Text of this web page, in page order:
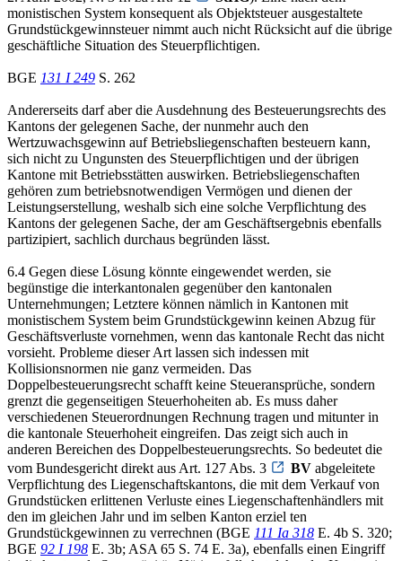
monistischen System konsequent als Objektsteuer ausgestaltete
Grundstückgewinnsteuer nimmt auch nicht Rücksicht auf die übrige
geschäftliche Situation des Steuerpflichtigen.
BGE 131 I 249 S. 262
Andererseits darf aber die Ausdehnung des Besteuerungsrechts des
Kantons der gelegenen Sache, der nunmehr auch den
Wertzuwachsgewinn auf Betriebsliegenschaften besteuern kann,
sich nicht zu Ungunsten des Steuerpflichtigen und der übrigen
Kantone mit Betriebsstätten auswirken. Betriebsliegenschaften
gehören zum betriebsnotwendigen Vermögen und dienen der
Leistungserstellung, weshalb sich eine solche Verpflichtung des
Kantons der gelegenen Sache, der am Geschäftsergebnis ebenfalls
partizipiert, sachlich durchaus begründen lässt.
6.4 Gegen diese Lösung könnte eingewendet werden, sie
begünstige die interkantonalen gegenüber den kantonalen
Unternehmungen; Letztere können nämlich in Kantonen mit
monistischem System beim Grundstückgewinn keinen Abzug für
Geschäftsverluste vornehmen, wenn das kantonale Recht das nicht
vorsieht. Probleme dieser Art lassen sich indessen mit
Kollisionsnormen nie ganz vermeiden. Das
Doppelbesteuerungsrecht schafft keine Steueransprüche, sondern
grenzt die gegenseitigen Steuerhoheiten ab. Es muss daher
verschiedenen Steuerordnungen Rechnung tragen und mitunter in
die kantonale Steuerhoheit eingreifen. Das zeigt sich auch in
anderen Bereichen des Doppelbesteuerungsrechts. So bedeutet die
vom Bundesgericht direkt aus Art. 127 Abs. 3
BV abgeleitete
Verpflichtung des Liegenschaftskantons, die mit dem Verkauf von
Grundstücken erlittenen Verluste eines Liegenschaftenhändlers mit
den im gleichen Jahr und im selben Kanton erziel ten
Grundstückgewinnen zu verrechnen (BGE 111 Ia 318 E. 4b S. 320;
BGE 92 I 198 E. 3b; ASA 65 S. 74 E. 3a), ebenfalls einen Eingriff